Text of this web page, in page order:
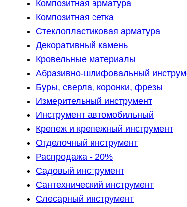
Композитная арматура
Композитная сетка
Стеклопластиковая арматура
Декоративный камень
Кровельные материалы
Абразивно-шлифовальный
Буры, сверла, коронки, фрезы
Измерительный инструмент
Инструмент автомобильный
Крепеж и крепежный инструмент
Отделочный инструмент
Распродажа - 20%
Садовый инструмент
Сантехнический инструмент
Слесарный инструмент